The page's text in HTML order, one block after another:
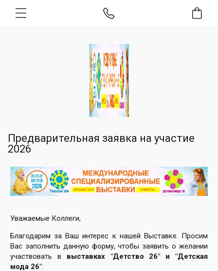
Предварительная заявка на участие
2026
Уважаемые Коллеги,
Благодарим за Ваш интерес к нашей Выставке. Просим
Вас заполнить данную форму, чтобы заявить о желании
участвовать в выставках "Детство 26" и "Детская
мода 26".